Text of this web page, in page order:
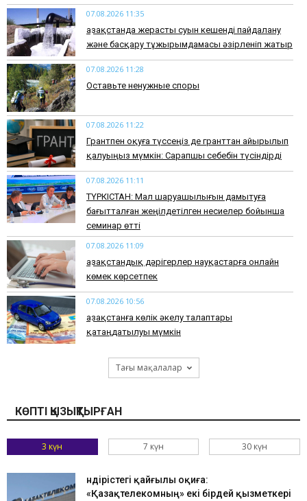
07.08.2026 11:35
Қазақстанда жерасты суын кешенді пайдалану
және басқару тұжырымдамасы әзірленіп жатыр
07.08.2026 11:28
Оставьте ненужные споры
07.08.2026 11:22
Грантпен оқуға түссеңіз де гранттан айырылып
қалуыңыз мүмкін: Сарапшы себебін түсіндірді
07.08.2026 11:11
ТҮРКІСТАН: Мал шаруашылығын дамытуға
бағытталған жеңілдетілген несиелер бойынша
семинар өтті
07.08.2026 11:09
Қазақстандық дәрігерлер науқастарға онлайн
көмек көрсетпек
07.08.2026 10:56
Қазақстанға көлік әкелу талаптары
қатаңдатылуы мүмкін
Тағы мақалалар
КӨПТІ ҚЫЗЫҚТЫРҒАН
3 күн 7 күн 30 күн
Өндірістегі қайғылы оқиға:
«Қазақтелекомның» екі бірдей қызметкері